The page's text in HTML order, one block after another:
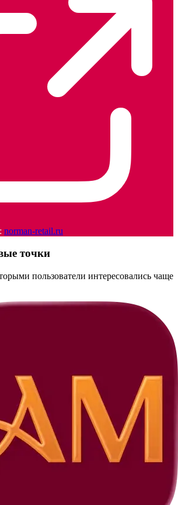
norman-retail.ru
точки
пользователи интересовались чаще